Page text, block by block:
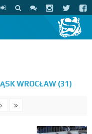
WROCŁAW (31)